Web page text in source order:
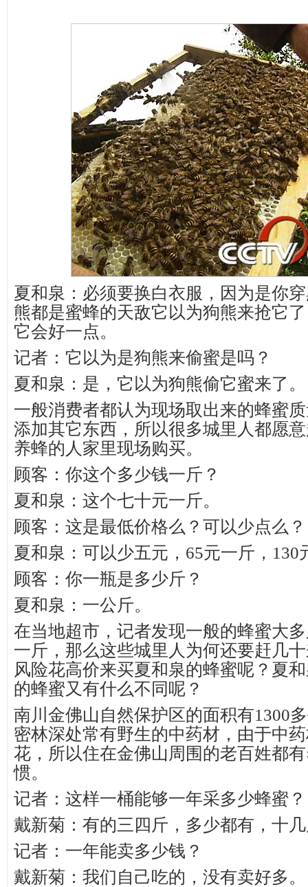
夏和泉：必须要换白衣服，因为是你
熊都是蜜蜂的天敌它以为狗熊来抢它
它会好一点。
记者：它以为是狗熊来偷蜜是吗？
夏和泉：是，它以为狗熊偷它蜜来了。
一般消费者都认为现场取出来的蜂蜜
添加其它东西，所以很多城里人都愿
养蜂的人家里现场购买。
顾客：你这个多少钱一斤？
夏和泉：这个七十元一斤。
顾客：这是最低价格么？可以少点么？
夏和泉：可以少五元，65元一斤，130
顾客：你一瓶是多少斤？
夏和泉：一公斤。
在当地超市，记者发现一般的蜂蜜大
一斤，那么这些城里人为何还要赶几
风险花高价来买夏和泉的蜂蜜呢？夏
的蜂蜜又有什么不同呢？
南川金佛山自然保护区的面积有1300
密林深处常有野生的中药材，由于中
花，所以住在金佛山周围的老百姓都
惯。
记者：这样一桶能够一年采多少蜂蜜？
戴新菊：有的三四斤，多少都有，十
记者：一年能卖多少钱？
戴新菊：我们自己吃的，没有卖好多。